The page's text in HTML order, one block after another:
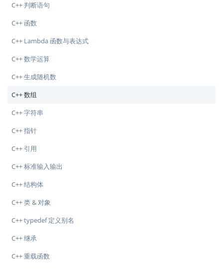
C++ 判断语句
C++ 函数
C++ Lambda 函数与表达式
C++ 数学运算
C++ 生成随机数
C++ 数组
C++ 字符串
C++ 指针
C++ 引用
C++ 标准输入输出
C++ 结构体
C++ 类 & 对象
C++ typedef 定义别名
C++ 继承
C++ 重载函数